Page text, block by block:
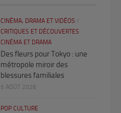
CINÉMA, DRAMA ET VIDÉOS /
CRITIQUES ET DÉCOUVERTES
CINÉMA ET DRAMA
Des fleurs pour Tokyo : une
métropole miroir des
blessures familiales
5 AOÛT 2026
POP CULTURE